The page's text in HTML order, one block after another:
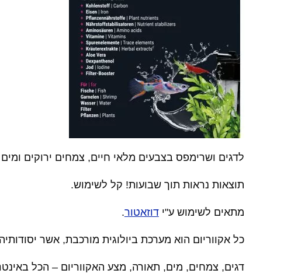
לדגים ושרימפס בצבעים מלאי חיים, צמחים ירוקים ומים
תוצאות נראות תוך שבועות! קל לשימוש.
מתאים לשימוש ע"ידוזאטור.
כל אקווריום הוא מערכת ביולוגית מורכבת, אשר
דגים, צמחים, מים, תאורה, מצע האקווריום – הכל